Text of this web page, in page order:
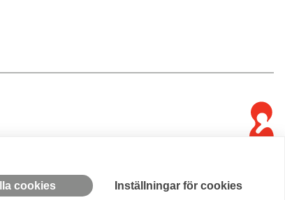
cookies Inställningar för cookies